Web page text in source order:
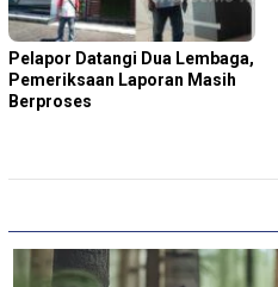
Pelapor Datangi Dua Lembaga,
Pemeriksaan Laporan Masih
Berproses